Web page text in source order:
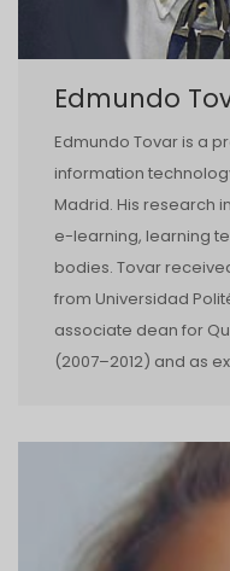
Edmundo
Edmundo Tovar is a
information
Madrid. His research
e-learning, learning
bodies. Tovar
from Universidad
associate dean for
(2007–2012) and as